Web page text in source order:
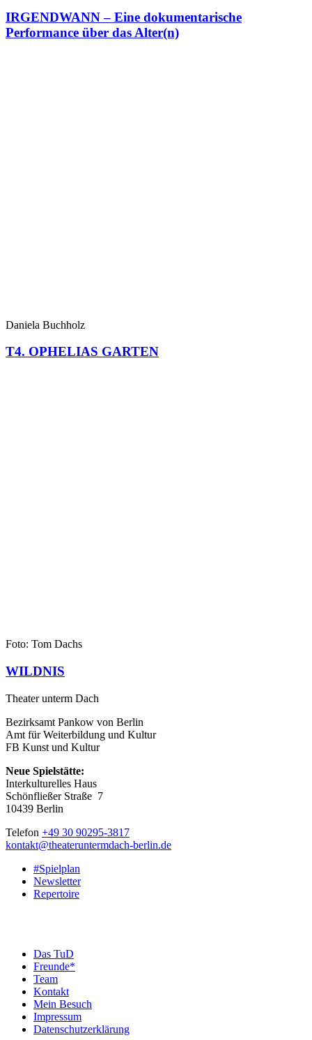
IRGENDWANN – Eine dokumentarische
Performance über das Alter(n)
Daniela Buchholz
T4. OPHELIAS GARTEN
Foto: Tom Dachs
WILDNIS
Theater unterm Dach
Bezirksamt Pankow von Berlin
Amt für Weiterbildung und Kultur
FB Kunst und Kultur
Neue Spielstätte:
Interkulturelles Haus
Schönfließer Straße 7
10439 Berlin
Telefon +49 30 90295-3817
kontakt@theateruntermdach-berlin.de
#Spielplan
Newsletter
Repertoire
Das TuD
Freunde*
Team
Kontakt
Mein Besuch
Impressum
Datenschutzerklärung